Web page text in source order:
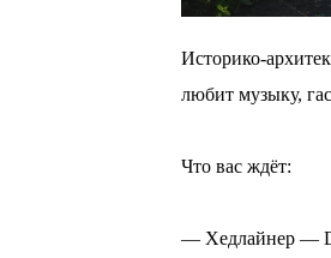
Историко-
любит музыку,
Что вас ждёт:
— Хедлайнер —